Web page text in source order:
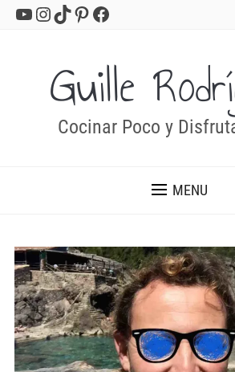
YouTube
Instagram
TikTok
Pinterest
Facebook
Guille
Cocinar Poco y
MENU